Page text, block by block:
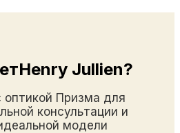
Jullien?
оптикой Призма для
консультации и
модели